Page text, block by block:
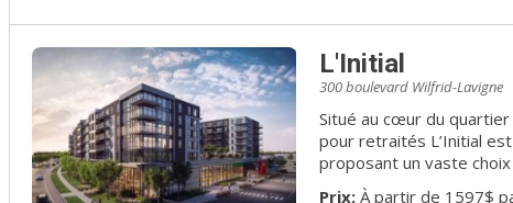
L'Initial
300 boulevard Wilfrid-Lavigne
Situé au cœur du
pour retraités L’Initial
proposant un vaste
et de cafés. La
Prix:À partir de 1597$